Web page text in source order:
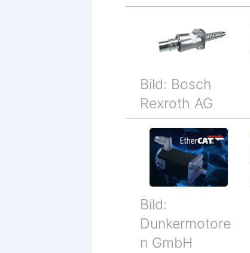
Bild: Bosch
Rexroth AG
Bild:
Dunkermotore
n GmbH